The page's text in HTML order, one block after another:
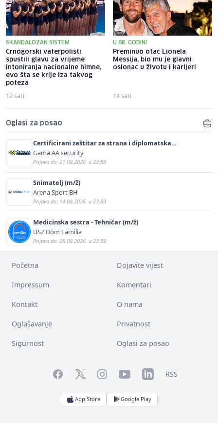
SKANDALOZAN SISTEM
Crnogorski vaterpolisti
spustili glavu za vrijeme
intoniranja nacionalne himne,
evo šta se krije iza takvog
poteza
12 sati
U 68. GODINI
Preminuo otac Lionela
Messija, bio mu je glavni
oslonac u životu i karijeri
14 sati
Oglasi za posao
Certificirani zaštitar za strana i diplomatska
predstavništva (m/ž)
Gama AA security
Prijava do: 21.08.2026. u 23:59
Snimatelj (m/ž)
Arena Sport BH
Prijava do: 14.08.2026. u 23:59
Medicinska sestra - Tehničar (m/ž)
USZ Dom Familia
Prijava do: 28.08.2026. u 23:59
Početna Dojavite vijest
Impressum Komentari
Kontakt O nama
Oglašavanje Privatnost
Sigurnost Oglasi za posao
FacebookTwitterInstagramYouTubeLinkedInRSS
App Store Google Play